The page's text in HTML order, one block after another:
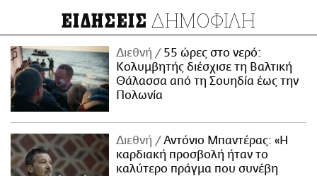
ΕΙΔΗΣΕΙΣ ΔΗΜΟΦΙΛΗ
Διεθνή
55 ώρες στο νερό:
Κολυμβητής διέσχισε τη Βαλτική
Θάλασσα από τη Σουηδία έως την
Πολωνία
Διεθνή
Αντόνιο Μπαντέρας: «Η
καρδιακή προσβολή ήταν το
καλύτερο πράγμα που συνέβη